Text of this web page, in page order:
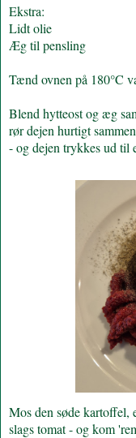
Ekstra:
Lidt olie
Æg til pensling
Tænd ovnen på 180°C
Blend hytteost og æg
rør dejen hurtigt
- og dejen trykkes ud til
Mos den søde kartoffel,
slags tomat - og kom